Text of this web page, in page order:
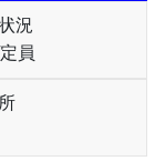
況
員